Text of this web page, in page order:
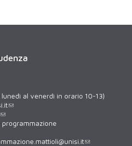
al venerdì in orario 10-13)